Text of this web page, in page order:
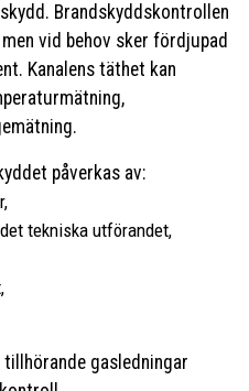
Brandskyddskontrollen
vid behov sker fördjupad
Kanalens täthet kan
påverkas av:
tekniska utförandet,
gasledningar